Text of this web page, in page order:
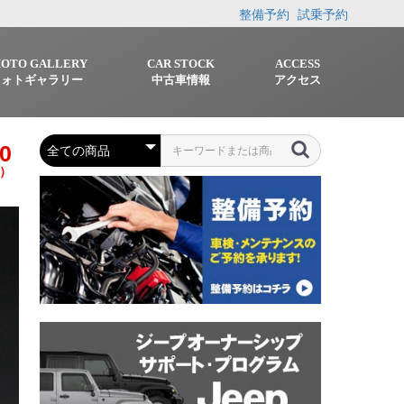
整備予約 試乗予約
GALLERY
トギャラリー
CAR STOCK
中古車情報
ACCESS
アクセス